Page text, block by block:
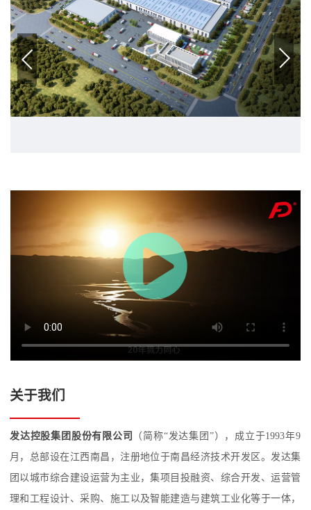
关于我们
发达控股集团股份有限公司
（简称“发达集团”），成立于1993年9
月，总部设在江西南昌，注册地位于南昌经济技术开发区。发达集
团以城市综合建设运营为主业，集项目投融资、综合开发、运营管
理和工程设计、采购、施工以及智能建造与建筑工业化等于一体，